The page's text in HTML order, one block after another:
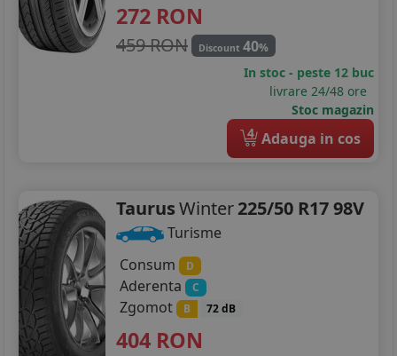
272 RON
459 RON Discount 40%
In stoc - peste 12 buc
livrare 24/48 ore
Stoc magazin
4 Adauga in cos
TaurusWinter225/50 R17 98V
Turisme
Consum
D
Aderenta C
Zgomot B 72 dB
404 RON